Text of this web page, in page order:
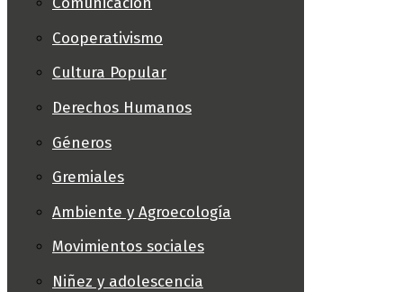
Cooperativismo
Cultura Popular
Derechos Humanos
Géneros
Gremiales
Ambiente y Agroecología
Movimientos sociales
Niñez y adolescencia